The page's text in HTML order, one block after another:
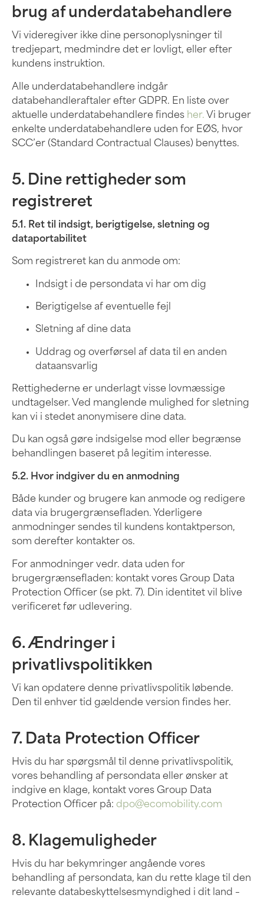
brug af underdatabehandlere
Vi videregiver ikke dine personoplysninger til
tredjepart, medmindre det er lovligt, eller efter
kundens instruktion.
Alle underdatabehandlere indgår
databehandleraftaler efter GDPR. En liste over
aktuelle underdatabehandlere findes her. Vi bruger
enkelte underdatabehandlere uden for EØS, hvor
SCC’er (Standard Contractual Clauses) benyttes.
5. Dine rettigheder som
registreret
5.1. Ret til indsigt, berigtigelse, sletning og
dataportabilitet
Som registreret kan du anmode om:
Indsigt i de persondata vi har om dig
Berigtigelse af eventuelle fejl
Sletning af dine data
Uddrag og overførsel af data til en anden
dataansvarlig
Rettighederne er underlagt visse lovmæssige
undtagelser. Ved manglende mulighed for sletning
kan vi i stedet anonymisere dine data.
Du kan også gøre indsigelse mod eller begrænse
behandlingen baseret på legitim interesse.
5.2. Hvor indgiver du en anmodning
Både kunder og brugere kan anmode og redigere
data via brugergrænsefladen. Yderligere
anmodninger sendes til kundens kontaktperson,
som derefter kontakter os.
For anmodninger vedr. data uden for
brugergrænsefladen: kontakt vores Group Data
Protection Officer (se pkt. 7). Din identitet vil blive
verificeret før udlevering.
6. Ændringer i
privatlivspolitikken
Vi kan opdatere denne privatlivspolitik løbende.
Den til enhver tid gældende version findes her.
7. Data Protection Officer
Hvis du har spørgsmål til denne privatlivspolitik,
vores behandling af persondata eller ønsker at
indgive en klage, kontakt vores Group Data
Protection Officer på: dpo@ecomobility.com
8. Klagemuligheder
Hvis du har bekymringer angående vores
behandling af persondata, kan du rette klage til den
relevante databeskyttelsesmyndighed i dit land –